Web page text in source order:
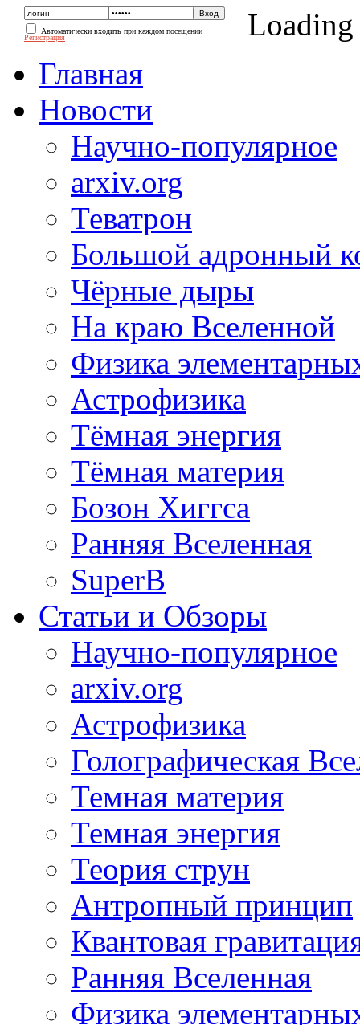
Автоматически входить при каждом посещении
Регистрация
Loading
Главная
Новости
Научно-популярное
arxiv.org
Теватрон
Большой адронный
Чёрные дыры
На краю Вселенной
Физика
Астрофизика
Тёмная энергия
Тёмная материя
Бозон Хиггса
Ранняя Вселенная
SuperB
Статьи и Обзоры
Научно-популярное
arxiv.org
Астрофизика
Голографическая
Темная материя
Темная энергия
Теория струн
Антропный принцип
Квантовая
Ранняя Вселенная
Физика